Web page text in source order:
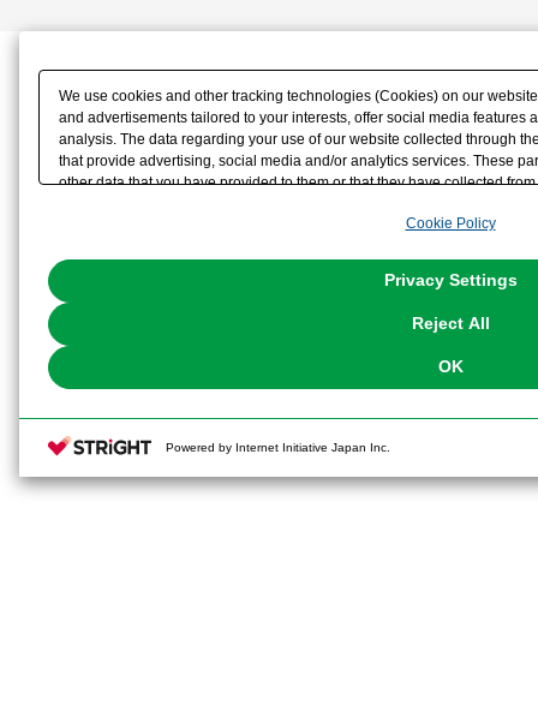
We use cookies and other tracking technologies (Cookies) on our
and advertisements tailored to your interests, offer social media features
analysis. The data regarding your use of our website collected through
that provide advertising, social media and/or analytics services. These
other data that you have provided to them or that they have collected
the use of all Cookies except for Strictly Necessary Cookies, please
You can change your consent or rejection settings at any time via
Cookie Policy
Privacy Settings
Reject All
OK
Powered by Internet Initiative Japan Inc.